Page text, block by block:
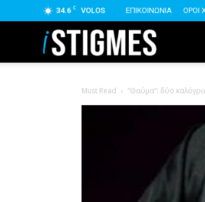
34.6 C VOLOS ΕΠΙΚΟΙΝΩΝΙΑ ΟΡΟΙ
istigmes
Must Read “Θαύμα”: δύο